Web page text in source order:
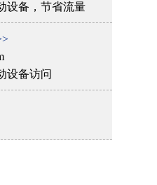
设备，节省流量
设备访问